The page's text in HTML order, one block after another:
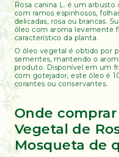
Rosa canina L. é um arbusto
com ramos espinhosos,
delicadas, rosa ou brancas.
óleo com aroma levemente
característico da planta.
O óleo vegetal é obtido por
sementes, mantendo o
produto. Disponível em um
com gotejador, este óleo é
corantes ou conservantes.
Onde
Vegetal de
Mosqueta de